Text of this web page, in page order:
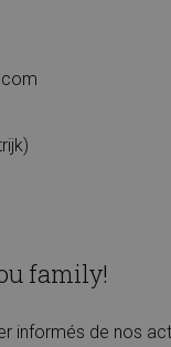
family!
informés de nos